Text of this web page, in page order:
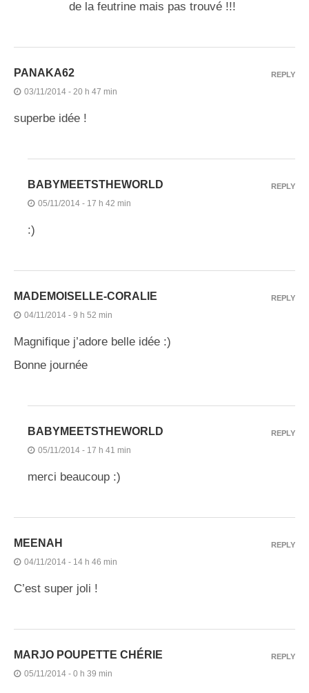
de la feutrine mais pas trouvé !!!
PANAKA62
03/11/2014 - 20 h 47 min
superbe idée !
REPLY
BABYMEETSTHEWORLD
05/11/2014 - 17 h 42 min
:)
REPLY
MADEMOISELLE-CORALIE
04/11/2014 - 9 h 52 min
Magnifique j’adore belle idée :)
Bonne journée
REPLY
BABYMEETSTHEWORLD
05/11/2014 - 17 h 41 min
merci beaucoup :)
REPLY
MEENAH
04/11/2014 - 14 h 46 min
C’est super joli !
REPLY
MARJO POUPETTE CHÉRIE
05/11/2014 - 0 h 39 min
REPLY